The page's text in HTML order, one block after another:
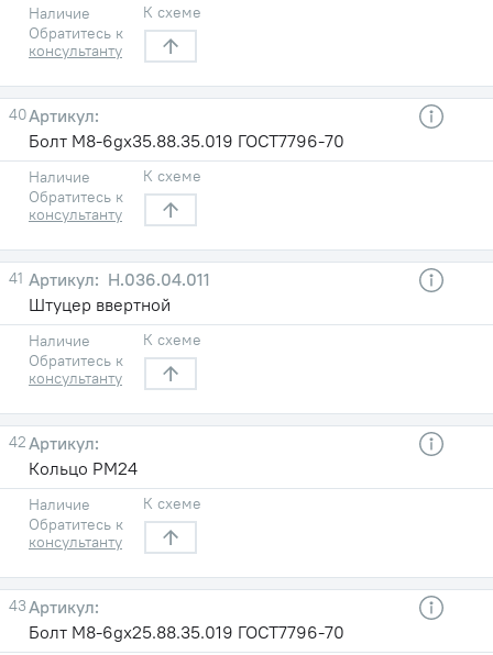
Наличие
Обратитесь к
консультанту
К схеме
40
Болт М8-6gх35.88.35.019 ГОСТ7796-70
Наличие
Обратитесь к
консультанту
К схеме
41
Н.036.04.011
Штуцер ввертной
Наличие
Обратитесь к
консультанту
К схеме
42
Кольцо РМ24
Наличие
Обратитесь к
консультанту
К схеме
43
Болт М8-6gх25.88.35.019 ГОСТ7796-70